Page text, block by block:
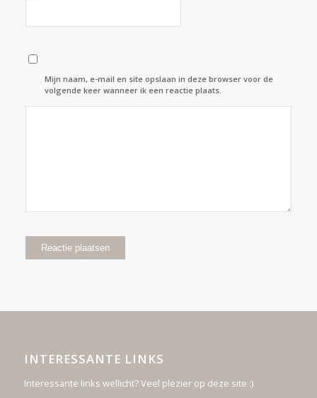
Mijn naam, e-mail en site opslaan in deze browser voor de
volgende keer wanneer ik een reactie plaats.
INTERESSANTE LINKS
Interessante links wellicht? Veel plezier op deze site :)